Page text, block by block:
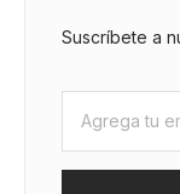
Suscríbete a